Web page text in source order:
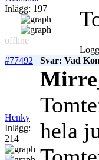
Inlägg: 197
offline
#77492
Svar: Vad
Henky
Inlägg:
214
hela